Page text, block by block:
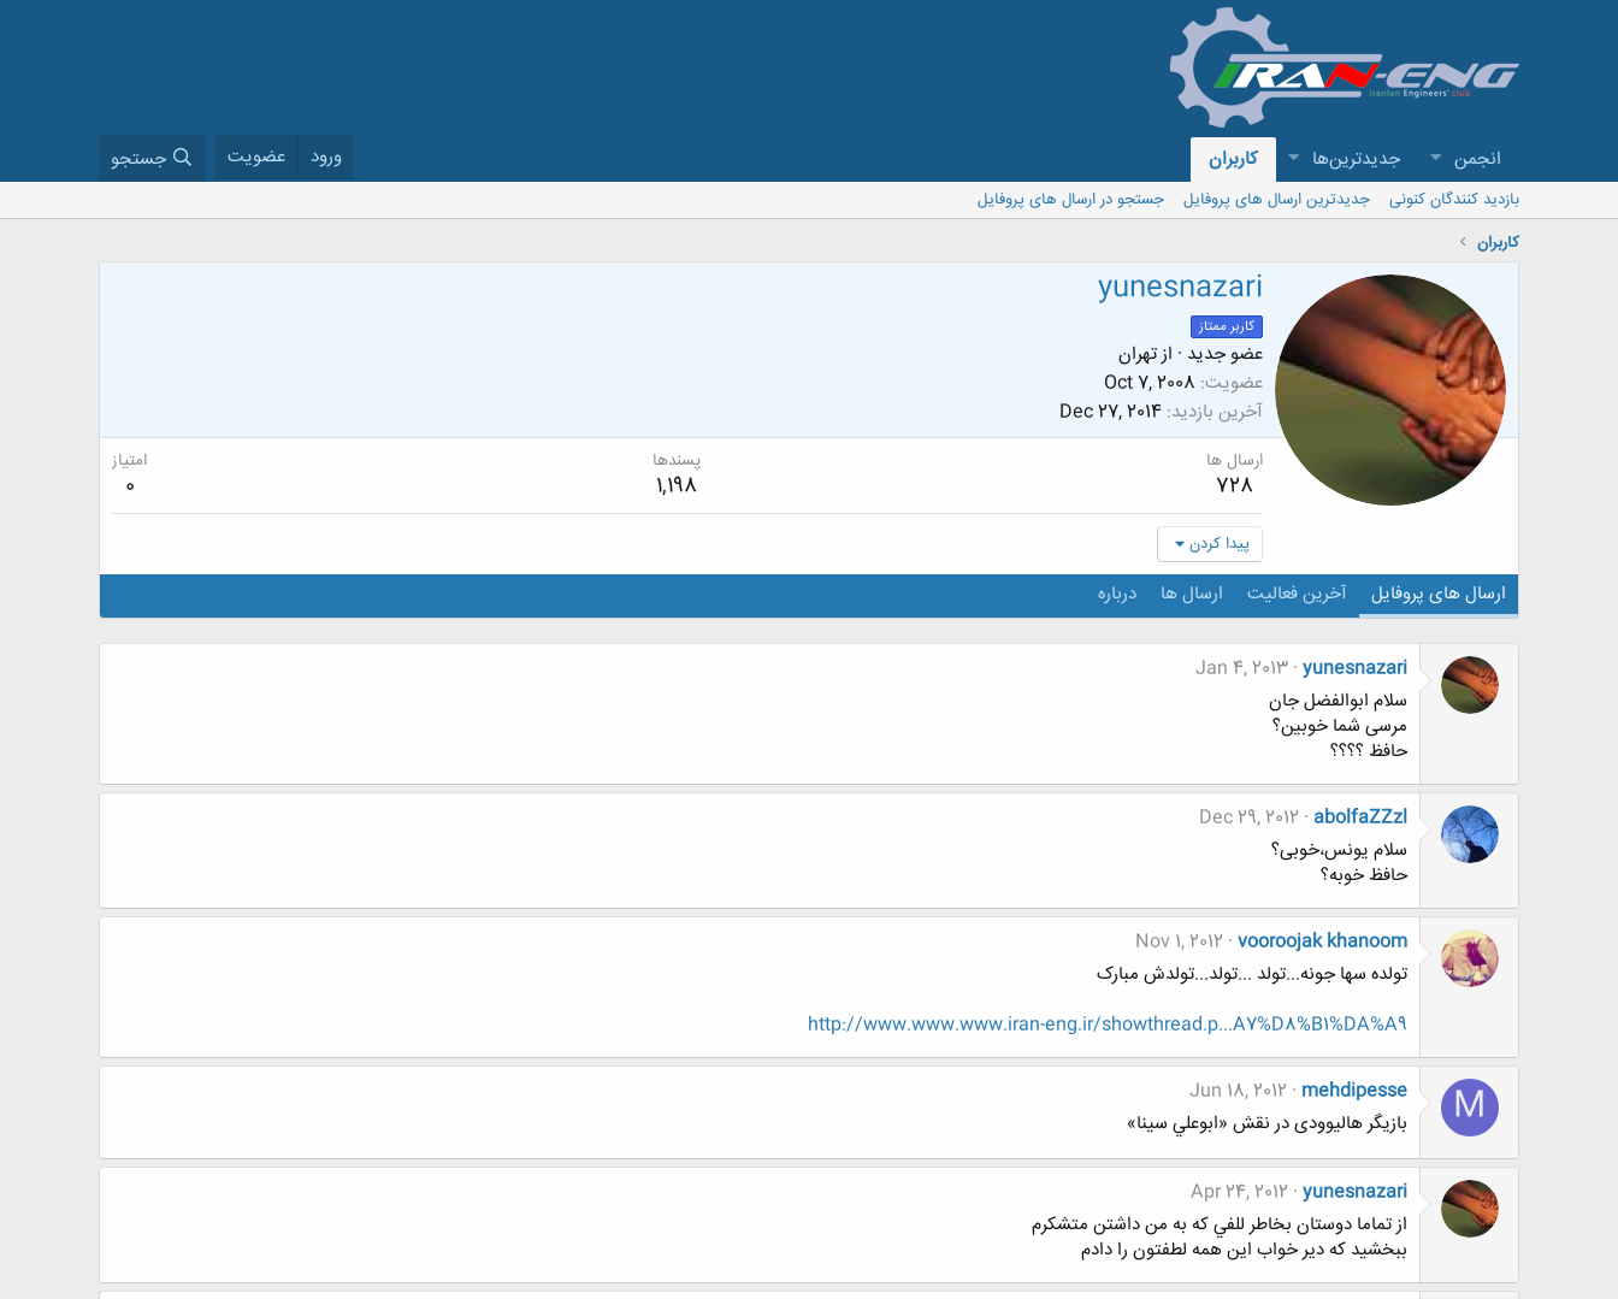
انجمن جدیدترین‌ها کاربران ورود عضویت جستجو
بازدید کنندگان کنونی جدیدترین ارسال های پروفایل
جستجو در ارسال های پروفایل
کاربران
yunesnazari
کاربر ممتاز
عضو جدید · ازتهران
عضویت Oct 7, 2008
آخرین بازدید Dec 27, 2014
ارسال ها
728
پسندها
1,198
امتیاز
0
پیدا کردن
ارسال های پروفایل آخرین فعالیت ارسال ها درباره
yunesnazari
Jan 4, 2013
سلام ابوالفضل جان
مرسی شما خوبین؟
حافظ ؟؟؟؟
abolfaZZzl
Dec 29, 2012
سلام یونس،خوبی؟
حافظ خوبه؟
vooroojak khanoom
Nov 1, 2012
تولده سها جونه...تولد ...تولد...تولدش مبارک
http://www.www.www.iran-eng.ir/showthread.p...A7%D8%B1%DA%A9
M
mehdipesse
Jun 18, 2012
بازیگر هالیوودی در نقش «ابوعلي سينا»
yunesnazari
Apr 24, 2012
از تماما دوستان بخاطر للفي كه به من داشتن متشكرم
ببخشيد كه دير خواب اين همه لطفتون را دادم